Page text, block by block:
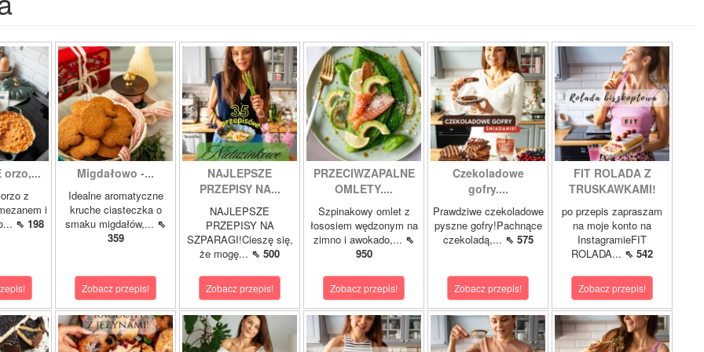
orzo,...
z
i
⇖ 198
Migdałowo -...
Idealne aromatyczne
kruche ciasteczka o
smaku migdałów,... ⇖
359
Zobacz przepis!
NAJLEPSZE
PRZEPISY NA...
NAJLEPSZE
PRZEPISY NA
SZPARAGI!Cieszę się,
że mogę... ⇖ 500
Zobacz przepis!
PRZECIWZAPALNE
OMLETY....
Szpinakowy omlet z
łososiem wędzonym na
zimno i awokado,... ⇖
950
Zobacz przepis!
Czekoladowe
gofry....
Prawdziwe czekoladowe
pyszne gofry!Pachnące
czekoladą,... ⇖ 575
Zobacz przepis!
FIT ROLADA Z
TRUSKAWKAMI!
po przepis zapraszam
na moje konto na
InstagramieFIT
ROLADA... ⇖ 542
Zobacz przepis!